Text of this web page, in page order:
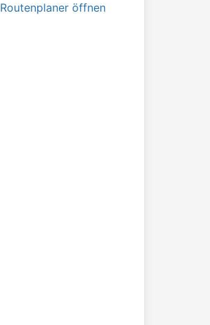
Routenplaner öffnen